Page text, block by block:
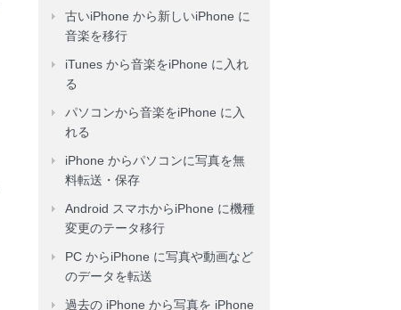
古いiPhone から新しいiPhone に
音楽を移行
iTunes から音楽をiPhone に入れ
る
パソコンから音楽をiPhone に入
れる
iPhone からパソコンに写真を無
料転送・保存
Android スマホからiPhone に機種
変更のテータ移行
PC からiPhone に写真や動画など
のデータを転送
過去の iPhone から写真を iPhone